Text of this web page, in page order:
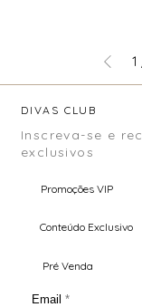
1
DIVAS CLUB
Inscreva-se e
exclusivos
Promoções VIP
Conteúdo Exclusivo
Pré Venda
Email